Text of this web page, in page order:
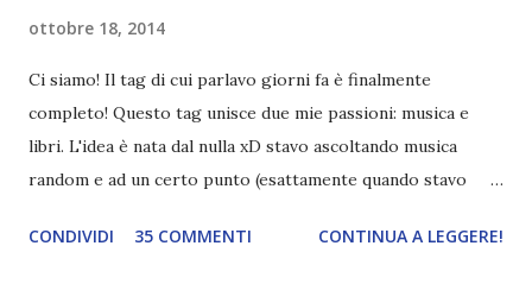
ottobre 18, 2014
Ci siamo! Il tag di cui parlavo giorni fa è finalmente
completo! Questo tag unisce due mie passioni: musica e
libri. L'idea è nata dal nulla xD stavo ascoltando musica
random e ad un certo punto (esattamente quando stavo
quest'idea. Lo scopo del tag è di associare ad ogni canzone
CONDIVIDI 35 COMMENTI CONTINUA A LEGGERE!